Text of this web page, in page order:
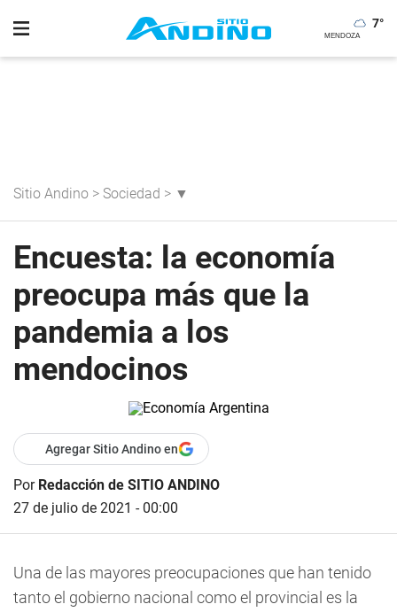
7°
Sitio Andino > Sociedad > ▼
Encuesta: la economía
preocupa más que la
pandemia a los
mendocinos
Agregar Sitio Andino en
Por Redacción de SITIO ANDINO
27 de julio de 2021 - 00:00
Una de las mayores preocupaciones que han tenido
tanto el gobierno nacional como el provincial es la